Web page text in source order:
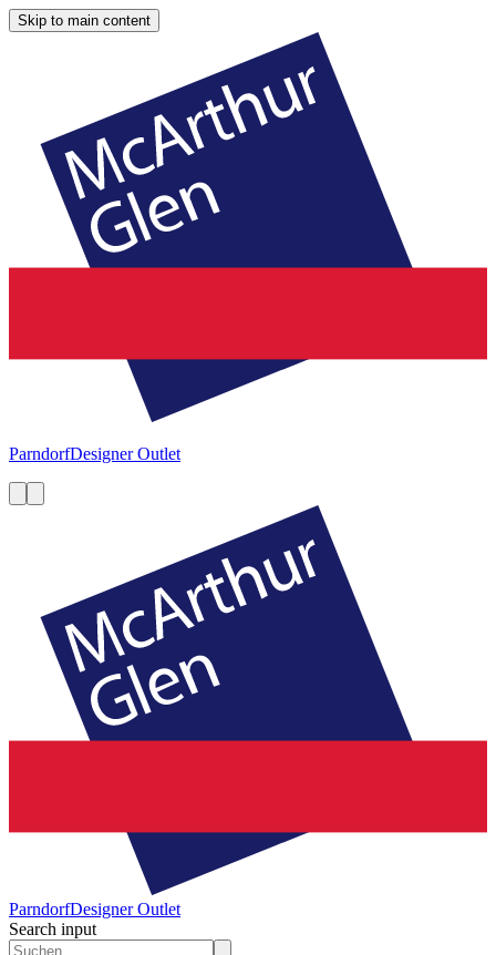
Skip to main content
ParndorfDesigner Outlet
ParndorfDesigner Outlet
Search input